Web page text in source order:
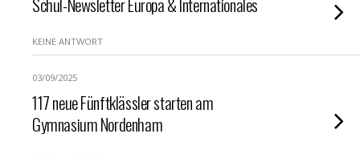
KEINE ANTWORT
03/09/2025
117 neue Fünftklässler starten am
Gymnasium Nordenham